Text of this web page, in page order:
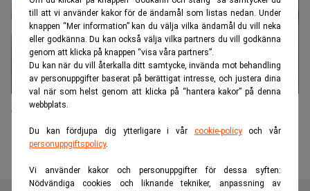
till att vi använder kakor för de ändamål som listas nedan. Under
knappen “Mer information” kan du välja vilka ändamål du vill neka
eller godkänna. Du kan också välja vilka partners du vill godkänna
genom att klicka på knappen “visa våra partners”.
Du kan när du vill återkalla ditt samtycke, invända mot behandling
av personuppgifter baserat på berättigat intresse, och justera dina
val när som helst genom att klicka på “hantera kakor” på denna
webbplats.
Du kan fördjupa dig ytterligare i vår cookie-policyoch vår
personuppgiftspolicy.
Vi använder kakor och personuppgifter för dessa syften:
Nödvändiga cookies och liknande tekniker, anpassning av
Så ökar du dina chanser att landa bankjobbet